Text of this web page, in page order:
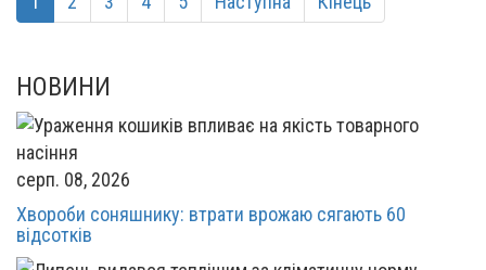
НОВИНИ
серп. 08, 2026
Хвороби соняшнику: втрати врожаю сягають 60
відсотків